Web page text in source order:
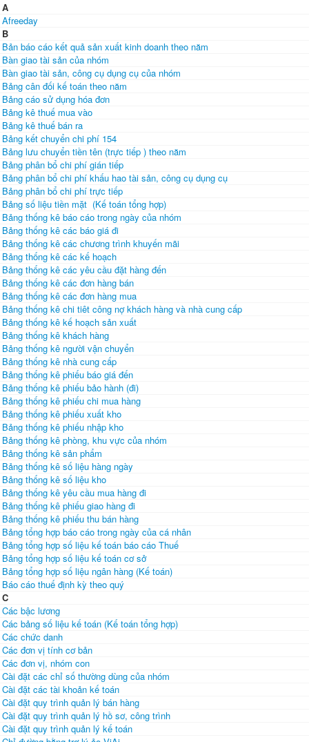
A
Afreeday
B
Bản báo cáo kết quả sản xuất kinh doanh theo năm
Bàn giao tài sản của nhóm
Bàn giao tài sản, công cụ dụng cụ của nhóm
Bảng cân đối kế toán theo năm
Bảng cáo sử dụng hóa đơn
Bảng kê thuế mua vào
Bảng kê thuế bán ra
Bảng kết chuyển chi phí 154
Bảng lưu chuyển tiền tên (trực tiếp ) theo năm
Bảng phân bổ chi phí gián tiếp
Bảng phân bổ chi phí khấu hao tài sản, công cụ dụng cụ
Bảng phân bổ chi phí trực tiếp
Bảng số liệu tiền mặt (Kế toán tổng hợp)
Bảng thống kê báo cáo trong ngày của nhóm
Bảng thống kê các báo giá đi
Bảng thống kê các chương trình khuyến mãi
Bảng thống kê các kế hoạch
Bảng thống kê các yêu cầu đặt hàng đến
Bảng thống kê các đơn hàng bán
Bảng thống kê các đơn hàng mua
Bảng thống kê chi tiêt công nợ khách hàng và nhà cung cấp
Bảng thống kê kế hoạch sản xuất
Bảng thống kê khách hàng
Bảng thống kê người vận chuyển
Bảng thống kê nhà cung cấp
Bảng thống kê phiếu báo giá đến
Bảng thống kê phiếu bảo hành (đi)
Bảng thống kê phiếu chi mua hàng
Bảng thống kê phiếu xuất kho
Bảng thống kê phiếu nhập kho
Bảng thống kê phòng, khu vực của nhóm
Bảng thống kê sản phẩm
Bảng thống kê số liệu hàng ngày
Bảng thống kê số liệu kho
Bảng thống kê yêu cầu mua hàng đi
Bảng thống kê phiếu giao hàng đi
Bảng thống kê phiếu thu bán hàng
Bảng tổng hợp báo cáo trong ngày của cá nhân
Bảng tổng hợp số liệu kế toán báo cáo Thuế
Bảng tổng hợp số liệu kế toán cơ sở
Bảng tổng hợp số liệu ngân hàng (Kế toán)
Báo cáo thuế định kỳ theo quý
C
Các bậc lương
Các bảng số liệu kế toán (Kế toán tổng hợp)
Các chức danh
Các đơn vị tính cơ bản
Các đơn vị, nhóm con
Cài đặt các chỉ số thường dùng của nhóm
Cài đặt các tài khoản kế toán
Cài đặt quy trình quản lý bán hàng
Cài đặt quy trình quản lý hồ sơ, công trình
Cài đặt quy trình quản lý kế toán